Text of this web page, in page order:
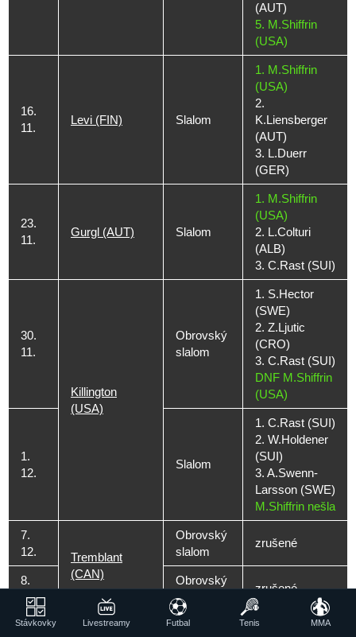
(AUT)
5. M.Shiffrin
(USA)
16.
11.
Levi (FIN) Slalom
1. M.Shiffrin
(USA)
2.
K.Liensberger
(AUT)
3. L.Duerr
(GER)
23.
11.
Gurgl (AUT) Slalom
1. M.Shiffrin
(USA)
2. L.Colturi
(ALB)
3. C.Rast (SUI)
30.
11.
Killington
(USA)
Obrovský
slalom
1. S.Hector
(SWE)
2. Z.Ljutic
(CRO)
3. C.Rast (SUI)
DNF M.Shiffrin
(USA)
1.
12.
Slalom
1. C.Rast (SUI)
2. W.Holdener
(SUI)
3. A.Swenn-
Larsson (SWE)
M.Shiffrin nešla
7.
12.
Tremblant
(CAN)
Obrovský
slalom
zrušené
8.
12.
Obrovský
slalom
zrušené
1. C.Huetter
Stávkovky Livestreamy Futbal Tenis MMA